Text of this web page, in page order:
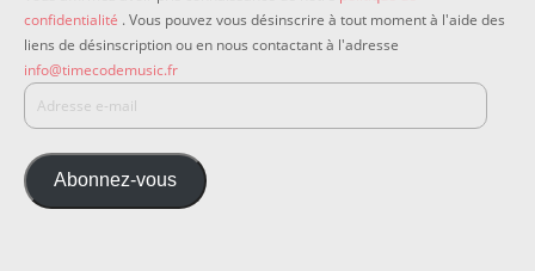
confidentialité . Vous pouvez vous désinscrire à tout moment à l'aide des
liens de désinscription ou en nous contactant à l'adresse
info@timecodemusic.fr
Abonnez-vous